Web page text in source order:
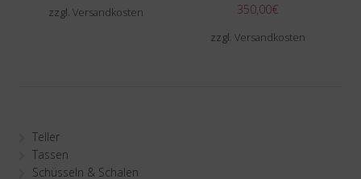
zzgl.Versandkosten 350,00€
zzgl. Versandkosten
Teller
Tassen
Schüsseln & Schalen